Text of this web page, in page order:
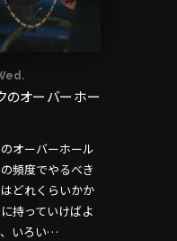
のオーバーホー
オーバーホール
頻度でやるべき
どれくらいかか
持っていけばよ
いろい…